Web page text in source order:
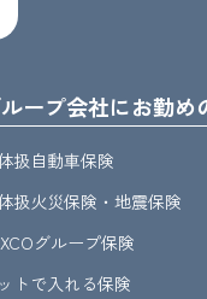
ープ会社にお勤め
扱自動車保険
扱火災保険・地震保険
グループ保険
トで入れる保険